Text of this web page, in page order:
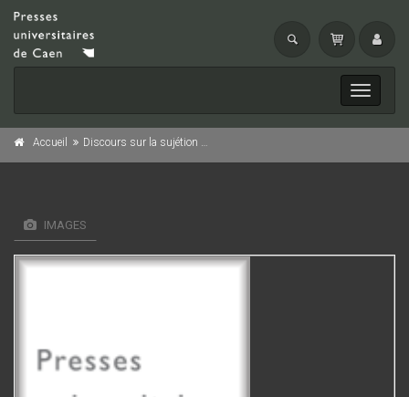
Toggle
Accueil Discours sur la sujétion de l'Irlande aux lois du Parlement d'Angleterre
IMAGES